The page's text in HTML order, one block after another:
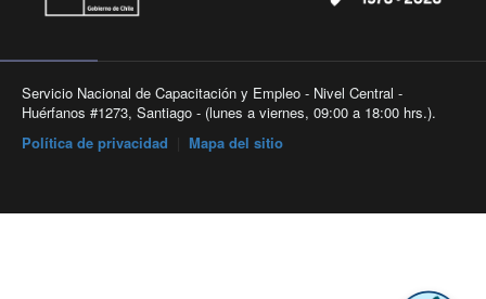
Servicio Nacional de Capacitación y Empleo - Nivel Central -
Huérfanos #1273, Santiago - (lunes a viernes, 09:00 a 18:00 hrs.).
Política de privacidad
Mapa del sitio